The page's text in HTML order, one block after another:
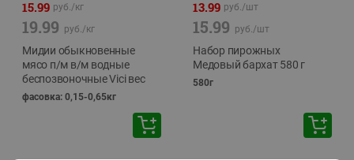
15.99 руб./кг
19.99 руб./кг
Мидии обыкновенные
мясо п/м в/м водные
беспозвоночные Vici вес
фасовка: 0,15-0,65кг
13.99 руб./шт
15.99 руб./шт
Набор пирожных
Медовый бархат 580 г
580г